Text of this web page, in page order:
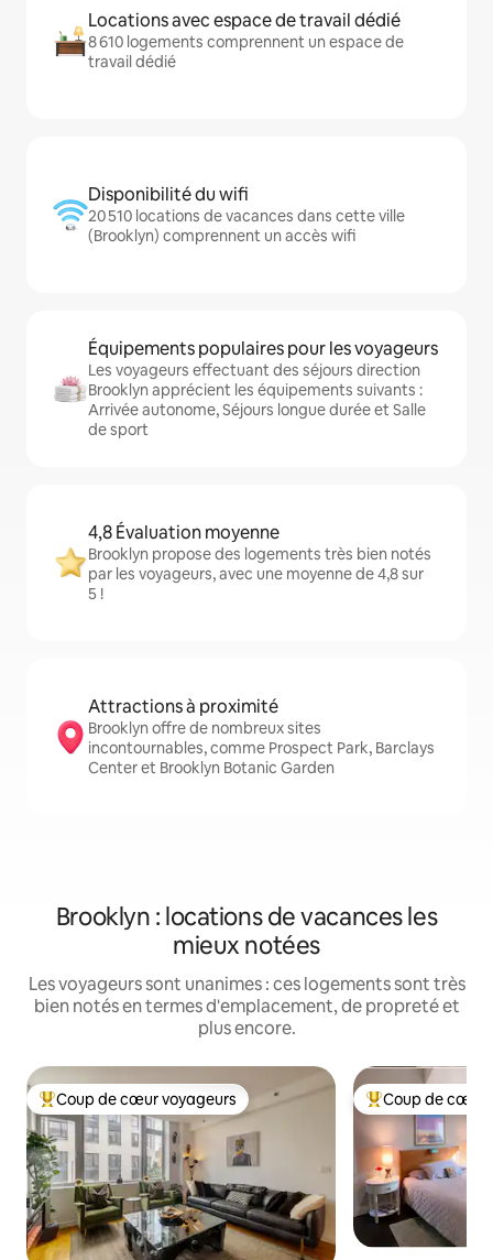
Locations avec espace de travail dédié
8 610 logements comprennent un espace de
travail dédié
Disponibilité du wifi
20 510 locations de vacances dans cette ville
(Brooklyn) comprennent un accès wifi
Équipements populaires pour les voyageurs
Les voyageurs effectuant des séjours direction
Brooklyn apprécient les équipements suivants :
Arrivée autonome, Séjours longue durée et Salle
de sport
4,8 Évaluation moyenne
Brooklyn propose des logements très bien notés
par les voyageurs, avec une moyenne de 4,8 sur
5 !
Attractions à proximité
Brooklyn offre de nombreux sites
incontournables, comme Prospect Park, Barclays
Center et Brooklyn Botanic Garden
Brooklyn : locations de vacances les
mieux notées
Les voyageurs sont unanimes : ces logements sont très
bien notés en termes d'emplacement, de propreté et
plus encore.
Coups de cœur voyageurs les plus appréciés
Coup de cœur voyageurs Coups de cœur
Coup de cœur